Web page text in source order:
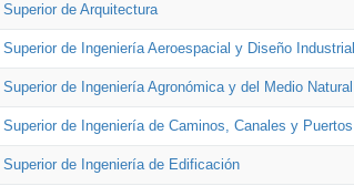
de Arquitectura
de Ingeniería Aeroespacial y Diseño Industrial
de Ingeniería Agronómica y del Medio Natural
de Ingeniería de Caminos, Canales y Puertos
de Ingeniería de Edificación